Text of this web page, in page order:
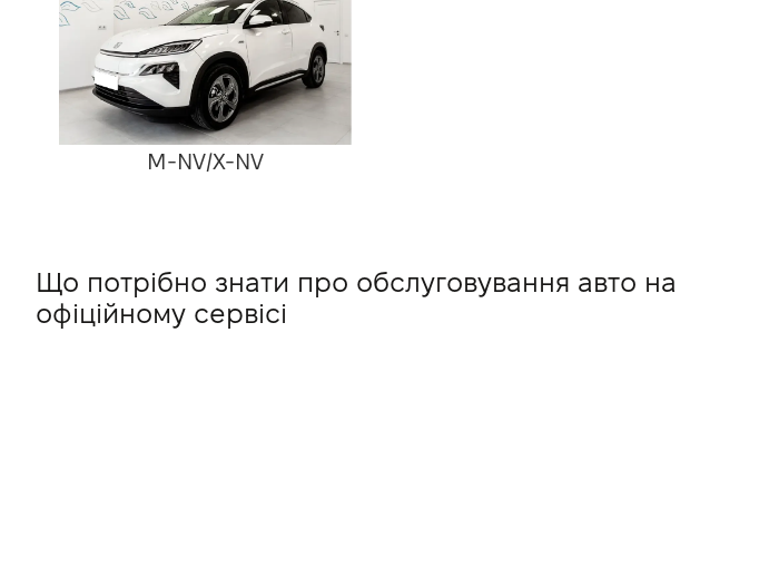
M-NV/X-NV
Що потрібно знати про обслуговування авто на
офіційному сервісі